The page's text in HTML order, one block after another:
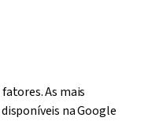
As mais
na Google